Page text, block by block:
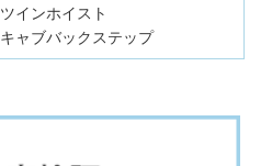
ツインホイスト
キャブバックステップ